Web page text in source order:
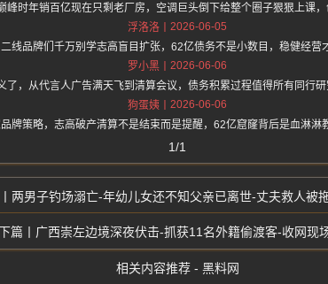
峰时年销百亿现在只剩老厂房，空调巨头倒下给整个圈子狠狠上课，
浮洛洛
2026-06-05
线品牌们千万别学志高盲目扩张，62亿债务不是小数目，稳健经营
罗小黑
2026-06-06
了，从代言人广告满天飞到清算会议，债务积累过程值得所有同行研
狗蛋姨
2026-06-06
牌策略，志高破产清算不是结束而是提醒，62亿窟窿背后是血淋淋
1/1
两男子钓场溺亡-年幼儿女还不知父亲已离世-丈夫救人被
广西崇左边境深夜伏击-抓获11名外籍偷渡客-收网现
相关内容推荐 - 黑料网